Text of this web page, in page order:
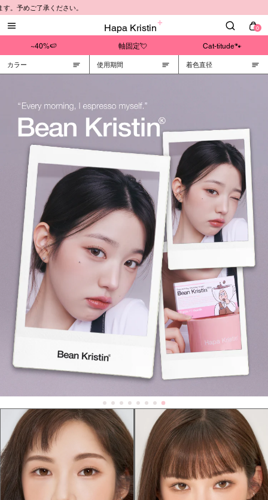
Hapa Kristin 0
~40%🍉 軸固定💘 Cat-titude🐾
予めご了承ください。
カラー 使用期間 着色直径